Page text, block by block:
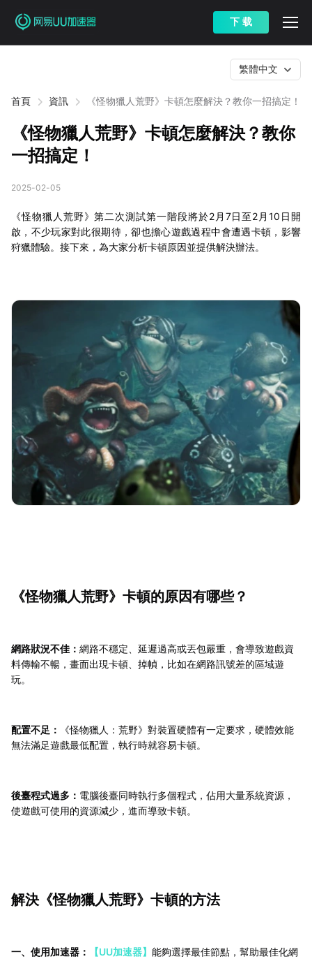
下 载
首頁 資訊 《怪物獵人荒野》卡頓怎麼解決？教你一招搞定！
繁體中文
《怪物獵人荒野》卡頓怎麼解決？教你
一招搞定！
2025-02-05
《怪物獵人荒野》第二次測試第一階段將於2月7日至2月10日開
啟，不少玩家對此很期待，卻也擔心遊戲過程中會遭遇卡頓，影響
狩獵體驗。接下來，為大家分析卡頓原因並提供解決辦法。
《怪物獵人荒野》卡頓的原因有哪些？
網路狀況不佳： 網路不穩定、延遲過高或丟包嚴重，會導致遊戲資
料傳輸不暢，畫面出現卡頓、掉幀，比如在網路訊號差的區域遊
玩。
配置不足：
《怪物獵人：荒野》對裝置硬體有一定要求，硬體效能
無法滿足遊戲最低配置，執行時就容易卡頓。
後臺程式過多： 電腦後臺同時執行多個程式，佔用大量系統資源，
使遊戲可使用的資源減少，進而導致卡頓。
解決《怪物獵人荒野》卡頓的方法
一、使用加速器： 【UU加速器】 能夠選擇最佳節點，幫助最佳化網